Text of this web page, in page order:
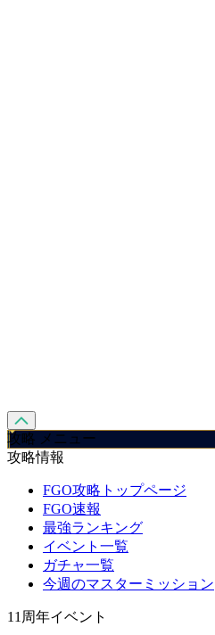
攻略 メニュー
攻略情報
FGO攻略トップページ
FGO速報
最強ランキング
イベント一覧
ガチャ一覧
今週のマスターミッション
11周年イベント